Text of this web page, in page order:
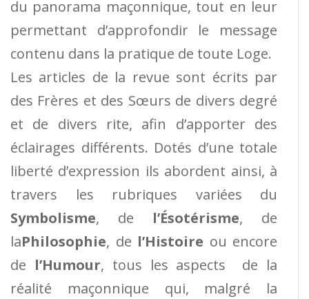
du panorama maçonnique, tout en leur
permettant d’approfondir le message
contenu dans la pratique de toute Loge.
Les articles de la revue sont écrits par
des Frères et des Sœurs de divers degré
et de divers rite, afin d’apporter des
éclairages différents. Dotés d’une totale
liberté d’expression ils abordent ainsi, à
travers les rubriques variées du
Symbolisme, de l’Ésotérisme, de
laPhilosophie, de l’Histoire ou encore
de l’Humour, tous les aspects de la
réalité maçonnique qui, malgré la